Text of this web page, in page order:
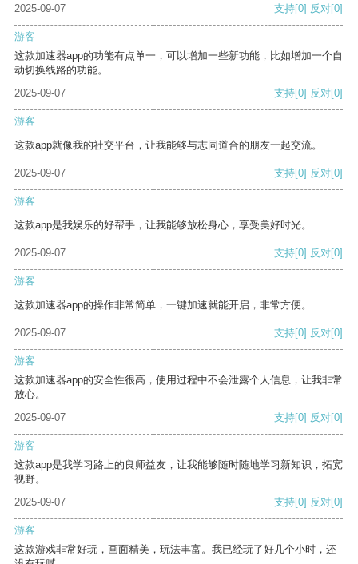
2025-09-07 支持[0] 反对[0]
游客
这款加速器app的功能有点单一，可以增加一些新功能，比如增加一个自
动切换线路的功能。
2025-09-07
支持[0] 反对[0]
游客
这款app就像我的社交平台，让我能够与志同道合的朋友一起交流。
2025-09-07 支持[0] 反对[0]
游客
这款app是我娱乐的好帮手，让我能够放松身心，享受美好时光。
2025-09-07 支持[0] 反对[0]
游客
这款加速器app的操作非常简单，一键加速就能开启，非常方便。
2025-09-07 支持[0] 反对[0]
游客
这款加速器app的安全性很高，使用过程中不会泄露个人信息，让我非常
放心。
2025-09-07
支持[0] 反对[0]
游客
这款app是我学习路上的良师益友，让我能够随时随地学习新知识，拓宽
视野。
2025-09-07
支持[0] 反对[0]
游客
这款游戏非常好玩，画面精美，玩法丰富。我已经玩了好几个小时，还